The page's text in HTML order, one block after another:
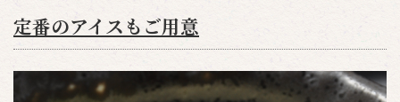
定番のアイスもご用意